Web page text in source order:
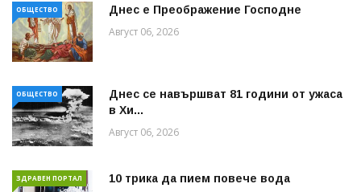
ОБЩЕСТВО Днес е Преображение Господне
Август 06, 2026
ОБЩЕСТВО
Днес се навършват 81 години от ужаса
в Хи...
Август 06, 2026
ЗДРАВЕН ПОРТАЛ 10 трика да пием повече вода